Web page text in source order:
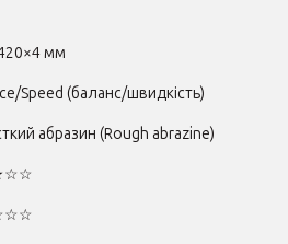
мм
Speed (баланс/швидкість)
абразин (Rough abrazine)